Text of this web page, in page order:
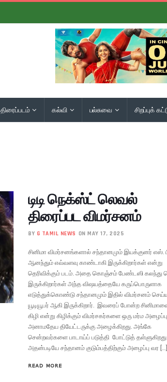
திரைப்படம் கல்வி பல்சுவை சிறப்புக்
டிடி நெக்ஸ்ட் லெவல்
திரைப்பட விமர்சனம்
BY G TAMIL NEWS ON MAY 17, 2025
சினிமா விமர்சனங்களால் சந்தானமும் இயக்குனர் எஸ்.
ஆனந்தும் எவ்வளவு காண்டாகி இருக்கிறார்கள் என்று
தெரிவிக்கும் படம். அதை கொஞ்சம் பேண்டஸி கலந்து
இருக்கிறார்கள் அந்த விஷயத்தையே கருப்பொருளாக
எடுத்துக்கொண்டு சந்தானமும் இதில் விமர்சனம்
யூடியூபர் ஆகி இருக்கிறார். இவரைப் போன்ற சினிமாவை
கிழி என்று கிழிக்கும் விமர்சகர்களை ஒரு மர்ம அழைப்பு
அனாமதேய தியேட்டருக்கு அழைக்கிறது. அங்கே
சென்றவர்களை பாடாய்ப் படுத்தி போட்டுத் தள்ளுகிறது.
அதன்படியே சந்தானம் குடும்பத்திற்கும் அழைப்பு வர […]
READ MORE